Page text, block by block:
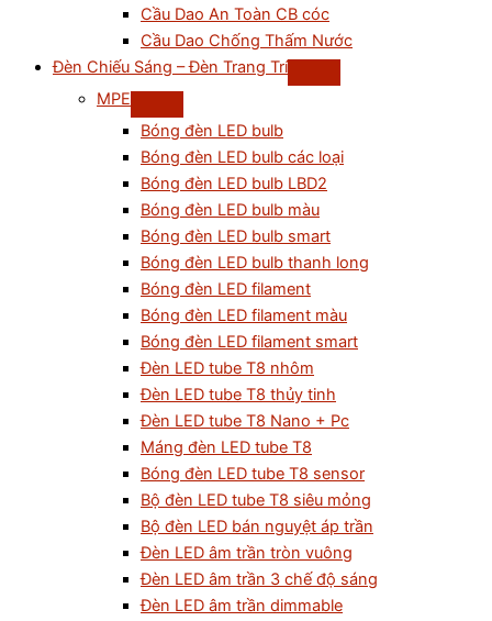
Cầu Dao An Toàn CB cóc
Cầu Dao Chống Thấm Nước
Đèn Chiếu Sáng – Đèn Trang Trí
MPE
Bóng đèn LED bulb
Bóng đèn LED bulb các loại
Bóng đèn LED bulb LBD2
Bóng đèn LED bulb màu
Bóng đèn LED bulb smart
Bóng đèn LED bulb thanh long
Bóng đèn LED filament
Bóng đèn LED filament màu
Bóng đèn LED filament smart
Đèn LED tube T8 nhôm
Đèn LED tube T8 thủy tinh
Đèn LED tube T8 Nano + Pc
Máng đèn LED tube T8
Bóng đèn LED tube T8 sensor
Bộ đèn LED tube T8 siêu mỏng
Bộ đèn LED bán nguyệt áp trần
Đèn LED âm trần tròn vuông
Đèn LED âm trần 3 chế độ sáng
Đèn LED âm trần dimmable